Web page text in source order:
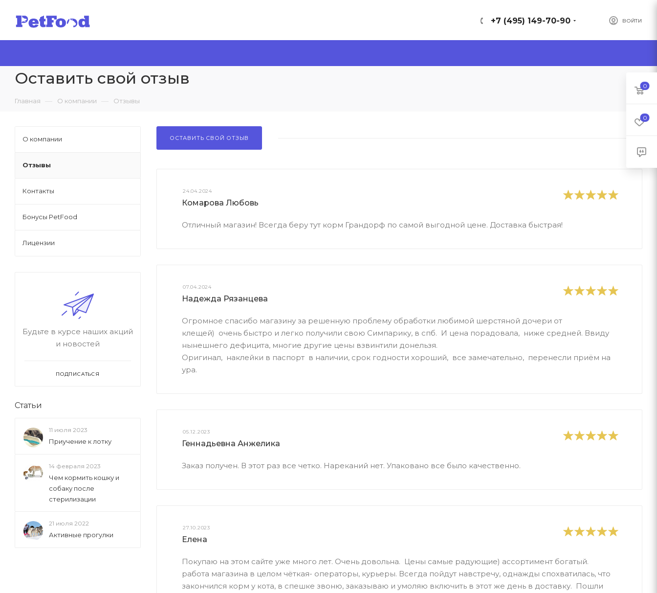
ВОЙТИ
+7 (495) 149-70-90
Оставить свой отзыв
Главная — О компании — Отзывы
ОСТАВИТЬ СВОЙ ОТЗЫВ
24.04.2024
Комарова Любовь
Отличный магазин! Всегда беру тут корм Грандорф по самой выгодной цене. Доставка быстрая!
07.04.2024
Надежда Рязанцева
Огромное спасибо магазину за решенную проблему обработки любимой шерстяной дочери от
клещей) очень быстро и легко получили свою Симпарику, в спб. И цена порадовала, ниже средней. Ввиду
нынешнего дефицита, многие другие цены взвинтили донельзя.
Оригинал, наклейки в паспорт в наличии, срок годности хороший, все замечательно, перенесли приём на
ура.
05.12.2023
Геннадьевна Анжелика
Заказ получен. В этот раз все четко. Нареканий нет. Упаковано все было качественно.
27.10.2023
Елена
Покупаю на этом сайте уже много лет. Очень довольна. Цены самые радующие) ассортимент богатый.
работа магазина в целом чёткая- операторы, курьеры. Всегда пойдут навстречу, однажды спохватилась, что
закончился корм у кота, в спешке звоню, заказываю и умоляю включить в этот же день в доставку. Пошли
О компании
Отзывы
Контакты
Бонусы PetFood
Лицензии
Будьте в курсе наших акций
и новостей
ПОДПИСАТЬСЯ
Статьи
11 июля 2023
Приучение к лотку
14 февраля 2023
Чем кормить кошку и
собаку после
стерилизации
21 июля 2022
Активные прогулки
0
0